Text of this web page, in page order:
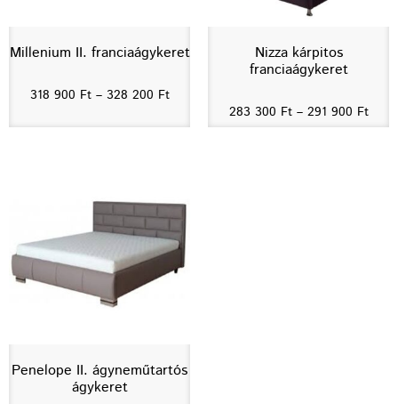
Millenium II. franciaágykeret
318 900 Ft – 328 200 Ft
Nizza kárpitos
franciaágykeret
283 300 Ft – 291 900 Ft
Penelope II. ágyneműtartós
ágykeret